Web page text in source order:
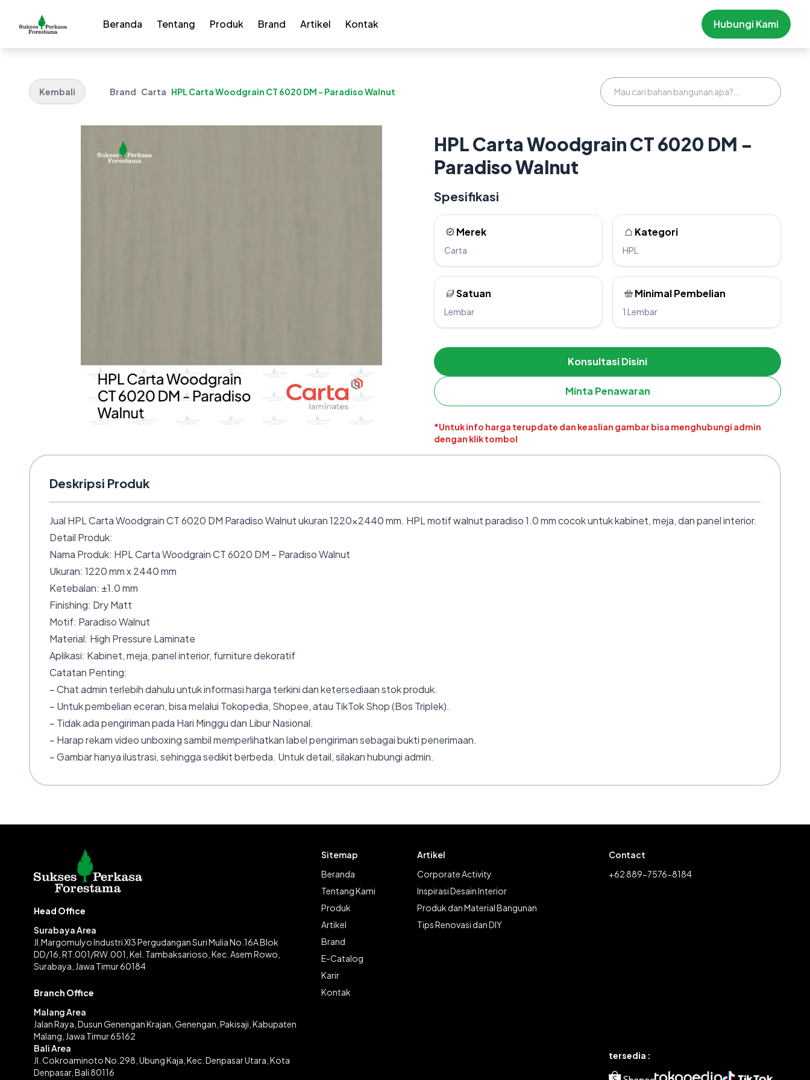
Beranda Tentang Produk Brand Artikel Kontak Hubungi Kami
Kembali Brand Carta HPL Carta Woodgrain CT 6020 DM - Paradiso Walnut
HPL Carta Woodgrain CT 6020 DM -
Paradiso Walnut
Spesifikasi
Merek
Carta
Kategori
HPL
Satuan
Lembar
Minimal Pembelian
1 Lembar
Konsultasi Disini
Minta Penawaran
*Untuk info harga terupdate dan keaslian gambar bisa menghubungi admin
dengan klik tombol
Deskripsi Produk
Jual HPL Carta Woodgrain CT 6020 DM Paradiso Walnut ukuran 1220×2440 mm. HPL motif walnut paradiso 1.0 mm cocok untuk kabinet, meja, dan panel interior.
Detail Produk:
Nama Produk: HPL Carta Woodgrain CT 6020 DM – Paradiso Walnut
Ukuran: 1220 mm x 2440 mm
Ketebalan: ±1.0 mm
Finishing: Dry Matt
Motif: Paradiso Walnut
Material: High Pressure Laminate
Aplikasi: Kabinet, meja, panel interior, furniture dekoratif
Catatan Penting:
– Chat admin terlebih dahulu untuk informasi harga terkini dan ketersediaan stok produk.
– Untuk pembelian eceran, bisa melalui Tokopedia, Shopee, atau TikTok Shop (Bos Triplek).
– Tidak ada pengiriman pada Hari Minggu dan Libur Nasional.
– Harap rekam video unboxing sambil memperlihatkan label pengiriman sebagai bukti penerimaan.
– Gambar hanya ilustrasi, sehingga sedikit berbeda. Untuk detail, silakan hubungi admin.
Head Office
Surabaya Area
Jl.Margomulyo Industri XI3 Pergudangan Suri Mulia No.16A Blok
DD/16, RT.001/RW.001, Kel. Tambaksarioso, Kec. Asem Rowo,
Surabaya, Jawa Timur 60184
Branch Office
Malang Area
Jalan Raya, Dusun Genengan Krajan, Genengan, Pakisaji, Kabupaten
Malang, Jawa Timur 65162
Bali Area
Jl. Cokroaminoto No.298, Ubung Kaja, Kec. Denpasar Utara, Kota
Denpasar, Bali 80116
Sitemap
Beranda
Tentang Kami
Produk
Artikel
Brand
E-Catalog
Karir
Kontak
Artikel
Corporate Activity
Inspirasi Desain Interior
Produk dan Material Bangunan
Tips Renovasi dan DIY
Contact
+62 889-7576-8184
tersedia :